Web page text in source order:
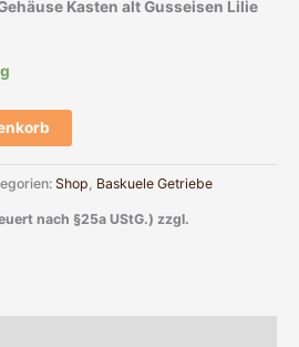
Kasten alt Gusseisen Lilie
Shop Baskuele Getriebe
nach §25a UStG.) zzgl.